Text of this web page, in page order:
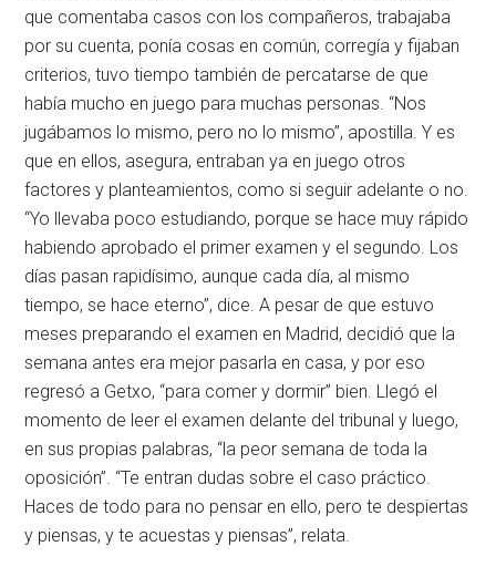
que comentaba casos con los compañeros, trabajaba
por su cuenta, ponía cosas en común, corregía y fijaban
criterios, tuvo tiempo también de percatarse de que
había mucho en juego para muchas personas. “Nos
jugábamos lo mismo, pero no lo mismo”, apostilla. Y es
que en ellos, asegura, entraban ya en juego otros
factores y planteamientos, como si seguir adelante o no.
“Yo llevaba poco estudiando, porque se hace muy rápido
habiendo aprobado el primer examen y el segundo. Los
días pasan rapidísimo, aunque cada día, al mismo
tiempo, se hace eterno”, dice. A pesar de que estuvo
meses preparando el examen en Madrid, decidió que la
semana antes era mejor pasarla en casa, y por eso
regresó a Getxo, “para comer y dormir” bien. Llegó el
momento de leer el examen delante del tribunal y luego,
en sus propias palabras, “la peor semana de toda la
oposición”. “Te entran dudas sobre el caso práctico.
Haces de todo para no pensar en ello, pero te despiertas
y piensas, y te acuestas y piensas”, relata.